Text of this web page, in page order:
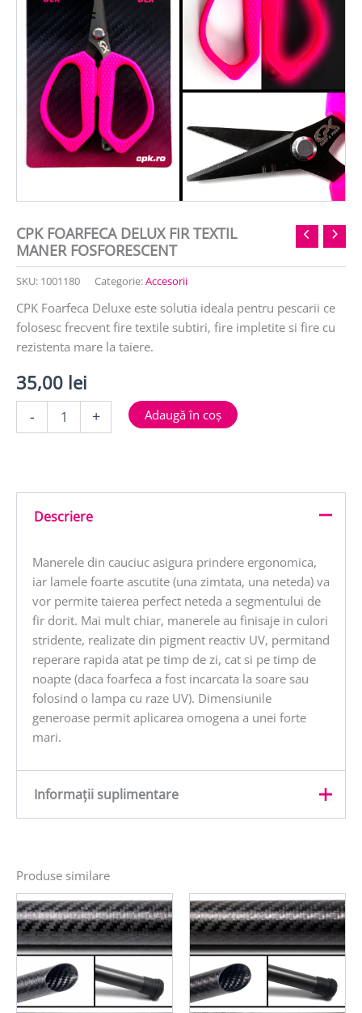
CPK FOARFECA DELUX FIR TEXTIL
MANER FOSFORESCENT
SKU: 1001180 Categorie:Accesorii
CPK Foarfeca Deluxe este solutia ideala pentru pescarii ce
folosesc frecvent fire textile subtiri, fire impletite si fire cu
rezistenta mare la taiere.
35,00 lei
-
CPK
TEXTIL
FOSFORESCENT
+ Adaugă în coș
Descriere
Manerele din cauciuc asigura prindere ergonomica,
iar lamele foarte ascutite (una zimtata, una neteda) va
vor permite taierea perfect neteda a segmentului de
fir dorit. Mai mult chiar, manerele au finisaje in culori
stridente, realizate din pigment reactiv UV, permitand
reperare rapida atat pe timp de zi, cat si pe timp de
noapte (daca foarfeca a fost incarcata la soare sau
folosind o lampa cu raze UV). Dimensiunile
generoase permit aplicarea omogena a unei forte
mari.
Informații suplimentare
Produse similare